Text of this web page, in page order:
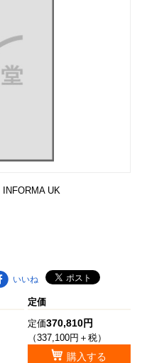
UK
いいね
定価
定価370,810円
（337,100円＋税）
購入する